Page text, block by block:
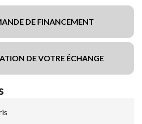
DE FINANCEMENT
DE VOTRE ÉCHANGE